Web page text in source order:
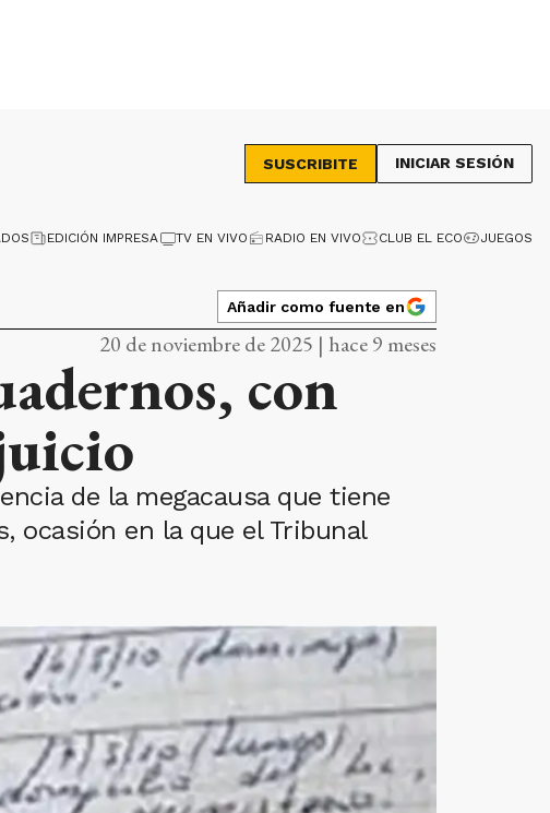
SUSCRIBITE INICIAR SESIÓN
EDICIÓN IMPRESA TV EN VIVO RADIO EN VIVO CLUB EL ECO JUEGOS
Añadir como fuente en
20 de noviembre de 2025 | hace 9 meses
con
de la megacausa que tiene
ocasión en la que el Tribunal